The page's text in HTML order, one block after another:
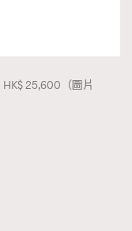
HK$ 25,600（圖片